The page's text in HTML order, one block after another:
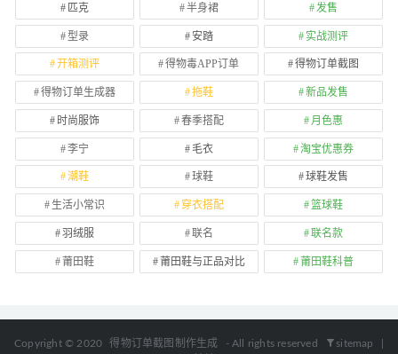
匹克 半身裙 发售
型录 安踏 实战测评
开箱测评 得物毒APP订单 得物订单截图
得物订单生成器 拖鞋 新品发售
时尚服饰 春季搭配 月色惠
李宁 毛衣 淘宝优惠券
潮鞋 球鞋 球鞋发售
生活小常识 穿衣搭配 篮球鞋
羽绒服 联名 联名款
莆田鞋 莆田鞋与正品对比 莆田鞋科普
Copyright © 2020 得物订单截图制作生成 - All rights reserved sitemap